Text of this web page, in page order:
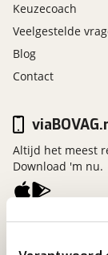
Keuzecoach
Veelgestelde
Blog
Contact
Altijd het meest
Download 'm nu.